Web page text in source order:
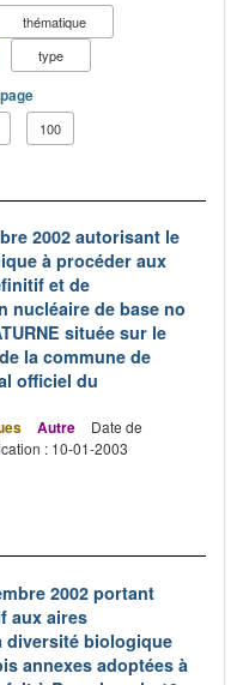
thématique
type
100
2002 autorisant le
à procéder aux
et de
nucléaire de base no
située sur le
la commune de
officiel du
Autre
Date de
: 10-01-2003
2002 portant
aux aires
diversité biologique
annexes adoptées à